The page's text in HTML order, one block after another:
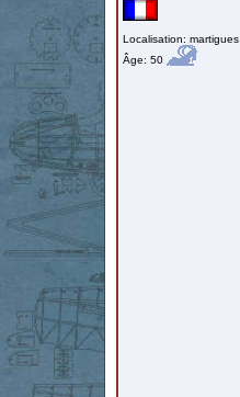
Localisation: martigues
Âge: 50